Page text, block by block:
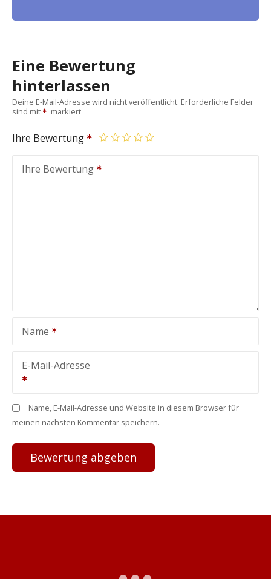
Eine Bewertung
hinterlassen
Deine E-Mail-Adresse wird nicht veröffentlicht. Erforderliche Felder
sind mit
markiert
Ihre Bewertung
Ihre Bewertung
Name
E-Mail-Adresse
Name, E-Mail-Adresse und Website in diesem Browser für
meinen nächsten Kommentar speichern.